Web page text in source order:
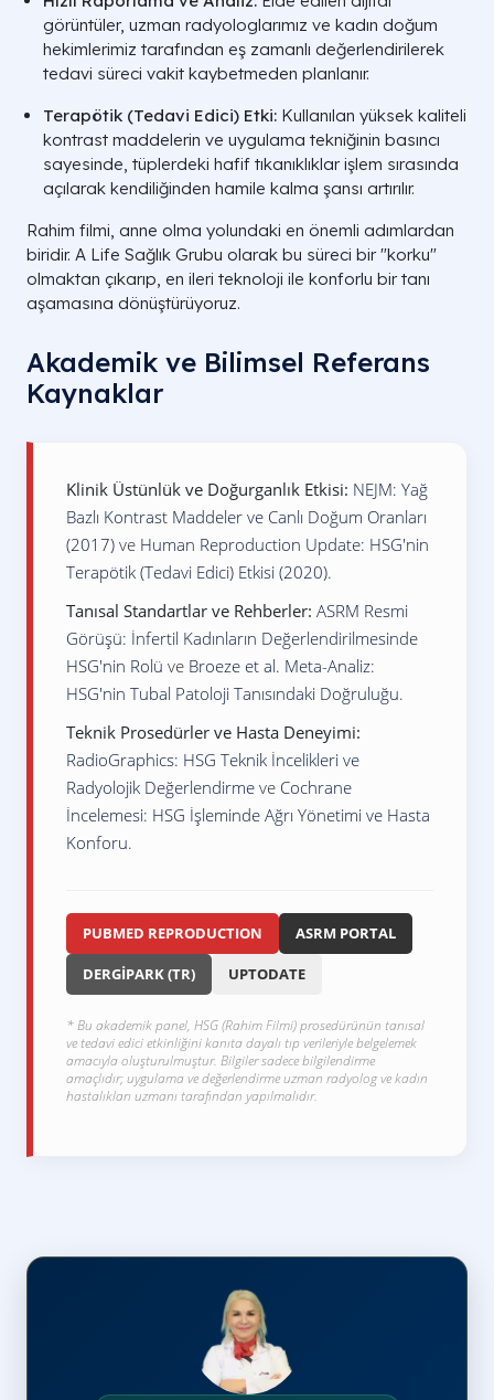
görüntüler, uzman radyologlarımız ve kadın doğum
hekimlerimiz tarafından eş zamanlı değerlendirilerek
tedavi süreci vakit kaybetmeden planlanır.
Terapötik (Tedavi Edici) Etki: Kullanılan yüksek kaliteli
kontrast maddelerin ve uygulama tekniğinin basıncı
sayesinde, tüplerdeki hafif tıkanıklıklar işlem sırasında
açılarak kendiliğinden hamile kalma şansı artırılır.
Rahim filmi, anne olma yolundaki en önemli adımlardan
biridir. A Life Sağlık Grubu olarak bu süreci bir "korku"
olmaktan çıkarıp, en ileri teknoloji ile konforlu bir tanı
aşamasına dönüştürüyoruz.
Akademik ve Bilimsel Referans
Kaynaklar
Klinik Üstünlük ve Doğurganlık Etkisi: NEJM: Yağ
Bazlı Kontrast Maddeler ve Canlı Doğum Oranları
(2017) ve Human Reproduction Update: HSG'nin
Terapötik (Tedavi Edici) Etkisi (2020).
Tanısal Standartlar ve Rehberler: ASRM Resmi
Görüşü: İnfertil Kadınların Değerlendirilmesinde
HSG'nin Rolü ve Broeze et al. Meta-Analiz:
HSG'nin Tubal Patoloji Tanısındaki Doğruluğu.
Teknik Prosedürler ve Hasta Deneyimi:
RadioGraphics: HSG Teknik İncelikleri ve
Radyolojik Değerlendirme ve Cochrane
İncelemesi: HSG İşleminde Ağrı Yönetimi ve Hasta
Konforu.
PUBMED REPRODUCTION ASRM PORTAL
DERGİPARK (TR) UPTODATE
* Bu akademik panel, HSG (Rahim Filmi) prosedürünün tanısal
ve tedavi edici etkinliğini kanıta dayalı tıp verileriyle belgelemek
amacıyla oluşturulmuştur. Bilgiler sadece bilgilendirme
amaçlıdır; uygulama ve değerlendirme uzman radyolog ve kadın
hastalıkları uzmanı tarafından yapılmalıdır.